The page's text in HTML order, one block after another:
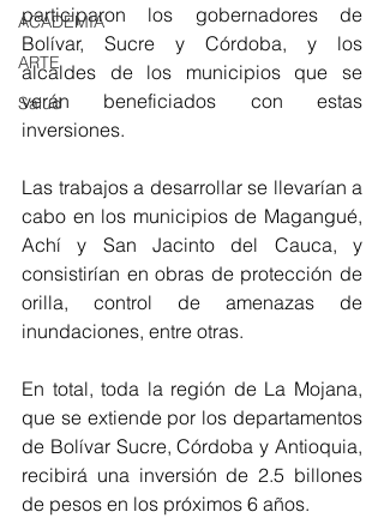
ACADEMIA
ARTE
Salud
participaron los gobernadores de
Bolívar, Sucre y Córdoba, y los
alcaldes de los municipios que se
verán beneficiados con estas
inversiones.
Las trabajos a desarrollar se llevarían a
cabo en los municipios de Magangué,
Achí y San Jacinto del Cauca, y
consistirían en obras de protección de
orilla, control de amenazas de
inundaciones, entre otras.
En total, toda la región de La Mojana,
que se extiende por los departamentos
de Bolívar Sucre, Córdoba y Antioquia,
recibirá una inversión de 2.5 billones
de pesos en los próximos 6 años.